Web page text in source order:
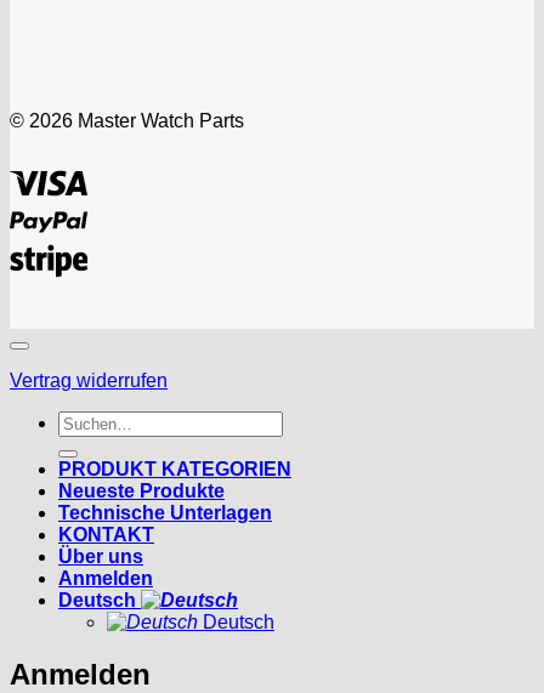
© 2026 Master Watch Parts
PayPal
Stripe
Vertrag widerrufen
Suchen
nach:
PRODUKT KATEGORIEN
Neueste Produkte
Technische Unterlagen
KONTAKT
Über uns
Anmelden
Deutsch
Deutsch
Anmelden